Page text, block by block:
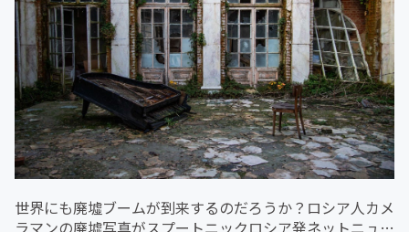
世界にも廃墟ブームが到来するのだろうか？ロシア人カメ
ラマンの廃墟写真がスプートニックロシア発ネットニュー